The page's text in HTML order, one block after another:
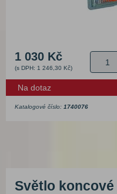
1 030 Kč
(s DPH: 1 246,30 Kč)
Na dotaz
Katalogové číslo: 1740076
Světlo